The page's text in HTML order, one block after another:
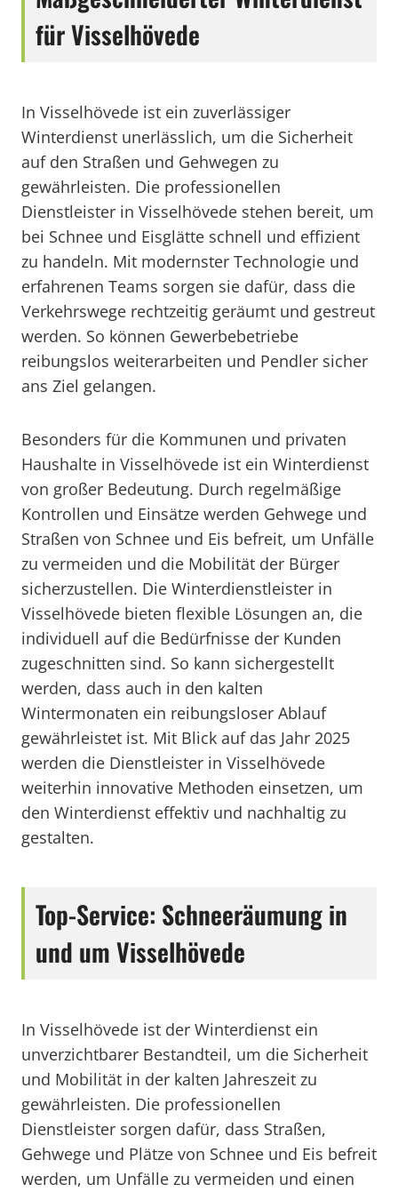
für Visselhövede
In Visselhövede ist ein zuverlässiger
Winterdienst unerlässlich, um die Sicherheit
auf den Straßen und Gehwegen zu
gewährleisten. Die professionellen
Dienstleister in Visselhövede stehen bereit, um
bei Schnee und Eisglätte schnell und effizient
zu handeln. Mit modernster Technologie und
erfahrenen Teams sorgen sie dafür, dass die
Verkehrswege rechtzeitig geräumt und gestreut
werden. So können Gewerbebetriebe
reibungslos weiterarbeiten und Pendler sicher
ans Ziel gelangen.
Besonders für die Kommunen und privaten
Haushalte in Visselhövede ist ein Winterdienst
von großer Bedeutung. Durch regelmäßige
Kontrollen und Einsätze werden Gehwege und
Straßen von Schnee und Eis befreit, um Unfälle
zu vermeiden und die Mobilität der Bürger
sicherzustellen. Die Winterdienstleister in
Visselhövede bieten flexible Lösungen an, die
individuell auf die Bedürfnisse der Kunden
zugeschnitten sind. So kann sichergestellt
werden, dass auch in den kalten
Wintermonaten ein reibungsloser Ablauf
gewährleistet ist. Mit Blick auf das Jahr 2025
werden die Dienstleister in Visselhövede
weiterhin innovative Methoden einsetzen, um
den Winterdienst effektiv und nachhaltig zu
gestalten.
Top-Service: Schneeräumung in
und um Visselhövede
In Visselhövede ist der Winterdienst ein
unverzichtbarer Bestandteil, um die Sicherheit
und Mobilität in der kalten Jahreszeit zu
gewährleisten. Die professionellen
Dienstleister sorgen dafür, dass Straßen,
Gehwege und Plätze von Schnee und Eis befreit
werden, um Unfälle zu vermeiden und einen